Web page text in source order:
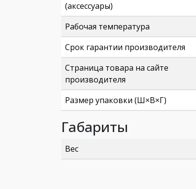
(аксессуары)
Рабочая температура
Срок гарантии производителя
Страница товара на сайте
производителя
Размер упаковки (Ш×В×Г)
Габариты
Вес